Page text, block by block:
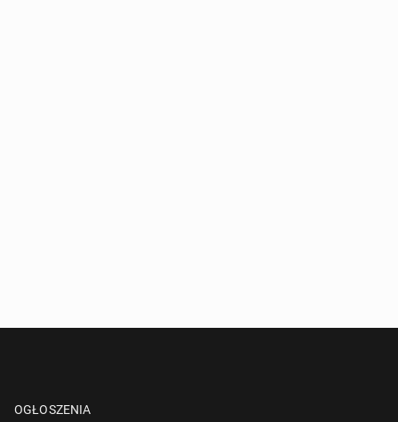
OGŁOSZENIA